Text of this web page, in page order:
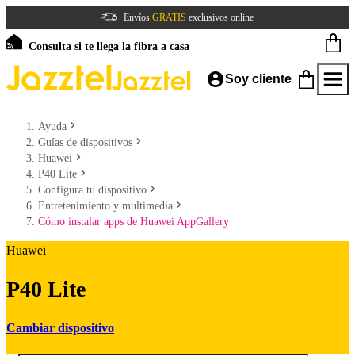
Envíos GRATIS exclusivos online
Consulta si te llega la fibra a casa
Soy cliente
Ayuda
Guías de dispositivos
Huawei
P40 Lite
Configura tu dispositivo
Entretenimiento y multimedia
Cómo instalar apps de Huawei AppGallery
Huawei
P40 Lite
Cambiar dispositivo